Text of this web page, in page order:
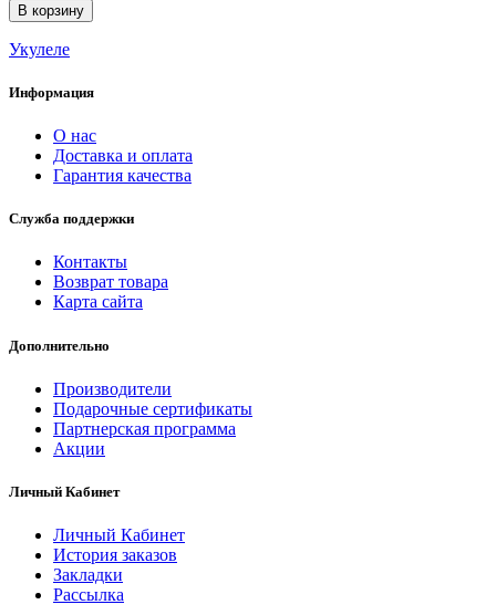
В корзину
Укулеле
Информация
О нас
Доставка и оплата
Гарантия качества
Служба поддержки
Контакты
Возврат товара
Карта сайта
Дополнительно
Производители
Подарочные сертификаты
Партнерская программа
Акции
Личный Кабинет
Личный Кабинет
История заказов
Закладки
Рассылка